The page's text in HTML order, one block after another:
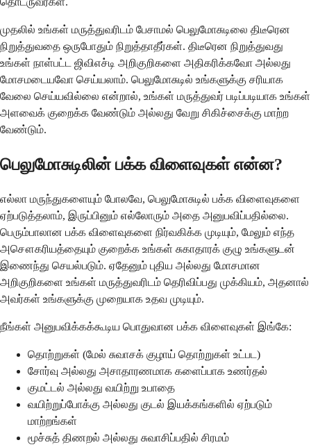
முதலில் உங்கள் மருத்துவரிடம் பேசாமல் பெலுமோசுடிலை திடீரென
நிறுத்துவதை ஒருபோதும் நிறுத்தாதீர்கள். திடீரென நிறுத்துவது
உங்கள் நாள்பட்ட ஜிவிஎச்டி அறிகுறிகளை அதிகரிக்கவோ அல்லது
மோசமடையவோ செய்யலாம். பெலுமோசுடில் உங்களுக்கு சரியாக
வேலை செய்யவில்லை என்றால், உங்கள் மருத்துவர் படிப்படியாக உங்கள்
அளவைக் குறைக்க வேண்டும் அல்லது வேறு சிகிச்சைக்கு மாற்ற
வேண்டும்.
பெலுமோசுடிலின் பக்க விளைவுகள் என்ன?
எல்லா மருந்துகளையும் போலவே, பெலுமோசுடில் பக்க விளைவுகளை
ஏற்படுத்தலாம், இருப்பினும் எல்லோரும் அதை அனுபவிப்பதில்லை.
பெரும்பாலான பக்க விளைவுகளை நிர்வகிக்க முடியும், மேலும் எந்த
அசௌகரியத்தையும் குறைக்க உங்கள் சுகாதாரக் குழு உங்களுடன்
இணைந்து செயல்படும். ஏதேனும் புதிய அல்லது மோசமான
அறிகுறிகளை உங்கள் மருத்துவரிடம் தெரிவிப்பது முக்கியம், அதனால்
அவர்கள் உங்களுக்கு முறையாக உதவ முடியும்.
நீங்கள் அனுபவிக்கக்கூடிய பொதுவான பக்க விளைவுகள் இங்கே:
தொற்றுகள் (மேல் சுவாசக் குழாய் தொற்றுகள் உட்பட)
சோர்வு அல்லது அசாதாரணமாக களைப்பாக உணர்தல்
குமட்டல் அல்லது வயிற்று உபாதை
வயிற்றுப்போக்கு அல்லது குடல் இயக்கங்களில் ஏற்படும்
மாற்றங்கள்
மூச்சுத் திணறல் அல்லது சுவாசிப்பதில் சிரமம்